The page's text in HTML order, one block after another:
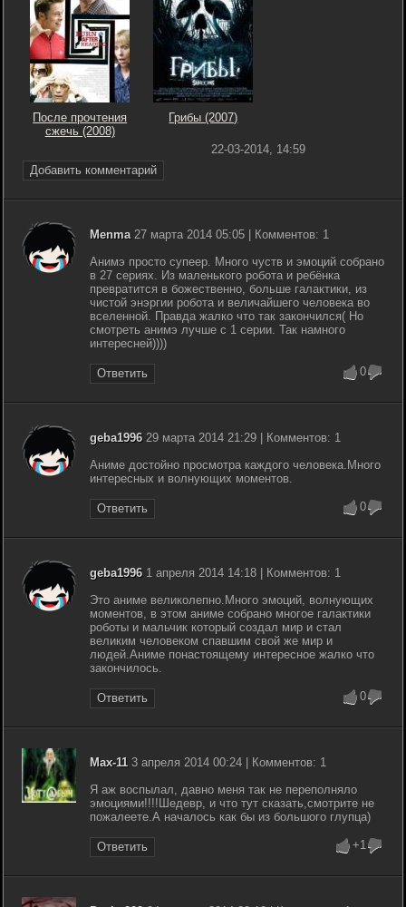
После прочтения
cжечь (2008)
Грибы (2007)
Добавить комментарий
22-03-2014, 14:59
Menma 27 марта 2014 05:05 | Комментов: 1
Анимэ просто супеер. Много чуств и эмоций собрано
в 27 сериях. Из маленького робота и ребёнка
превратится в божественно, больше галактики, из
чистой энэргии робота и величайшего человека во
вселенной. Правда жалко что так закончился( Но
смотреть анимэ лучше с 1 серии. Так намного
интересней))))
Ответить 0
geba199629 марта 2014 21:29 | Комментов: 1
Аниме достойно просмотра каждого человека.Много
интересных и волнующих моментов.
Ответить 0
geba19961 апреля 2014 14:18 | Комментов: 1
Это аниме великолепно.Много эмоций, волнующих
моментов, в этом аниме собрано многое галактики
роботы и мальчик который создал мир и стал
великим человеком спавшим свой же мир и
людей.Аниме понастоящему интересное жалко что
закончилось.
Ответить 0
Max-11 3 апреля 2014 00:24 | Комментов: 1
Я аж воспылал, давно меня так не переполняло
эмоциями!!!!Шедевр, и что тут сказать,смотрите не
пожалеете.А началось как бы из большого глупца)
Ответить +1